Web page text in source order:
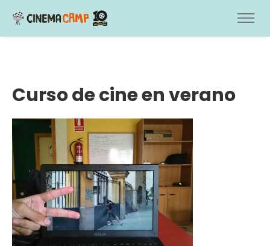
Curso de cine en verano